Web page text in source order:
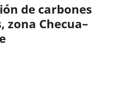
de carbones
zona Checua–